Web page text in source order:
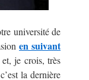
université de
en suivant
je crois, très
la dernière